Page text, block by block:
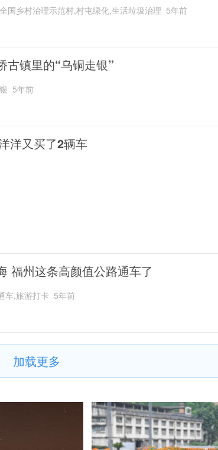
国乡村治理示范村,村屯绿化,生活垃圾治理 5年前
古镇里的“乌铜走银”
5年前
洋又买了2辆车
福州这条高颜值公路通车了
车,旅游打卡 5年前
加载更多